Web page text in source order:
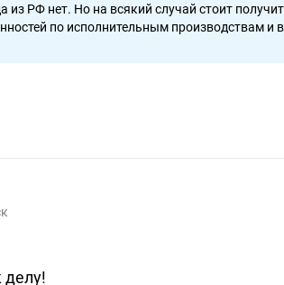
РФ нет. Но на всякий случай стоит
по исполнительным производствам и
делу!